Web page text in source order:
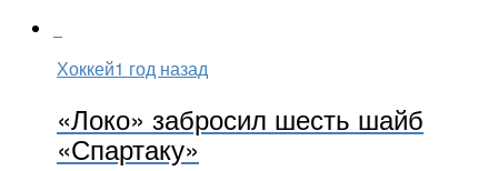
Хоккей1 год назад
«Локо» забросил шесть шайб
«Спартаку»